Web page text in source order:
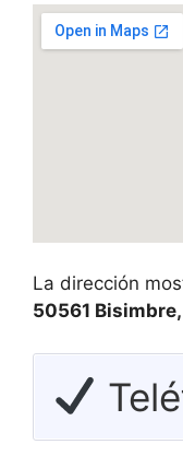
La dirección
50561